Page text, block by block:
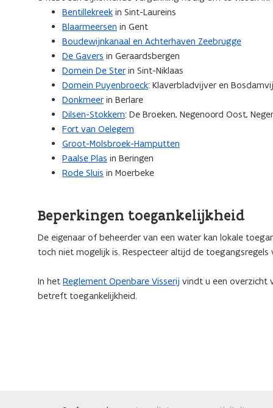
Bentillekreek in Sint-Laureins
Blaarmeersen in Gent
Boudewijnkanaal en Achterhaven Zeebrugge
De Gavers in Geraardsbergen
Domein De Ster in Sint-Niklaas
Domein Puyenbroeck: Klaverbladvijver en
Donkmeer in Berlare
Dilsen-Stokkem: De Broeken, Negenoord Oost,
Fort van Oelegem
Groot-Molsbroek-Hamputten
Paalse Plas in Beringen
Rode Sluis in Moerbeke
Beperkingen toegankelijkheid
De eigenaar of beheerder van een water kan lokale
toch niet mogelijk is. Respecteer altijd de
In het Reglement Openbare Visserij vindt u een overzicht
betreft toegankelijkheid.